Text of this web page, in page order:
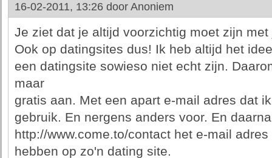
16-02-2011, 13:26 door Anoniem
Je ziet dat je altijd voorzichtig moet zijn
Ook op datingsites dus! Ik heb altijd het
een datingsite sowieso niet echt zijn.
maar
gratis aan. Met een apart e-mail adres dat
gebruik. En nergens anders voor. En
http://www.come.to/contact het e-mail
hebben op zo'n dating site.